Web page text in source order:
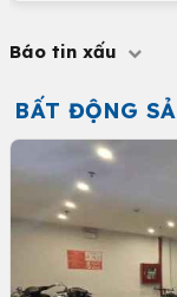
Báo tin xấu
BẤT ĐỘNG